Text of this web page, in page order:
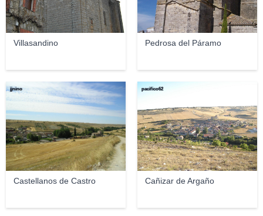
Villasandino Pedrosa del Páramo
Castellanos de Castro
jjnino
Cañizar de Argaño
pacifico62